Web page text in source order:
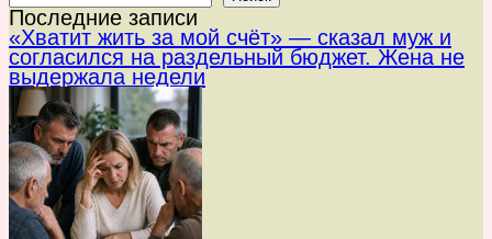
Последние записи
«Хватит жить за мой счёт» — сказал муж и
согласился на раздельный бюджет. Жена не
выдержала недели